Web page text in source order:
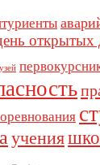
открытых
учения